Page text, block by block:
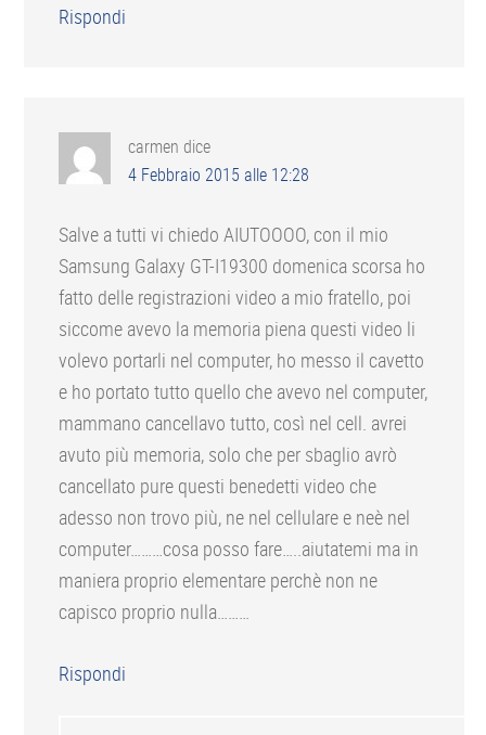
Rispondi
carmen dice
4 Febbraio 2015 alle 12:28
Salve a tutti vi chiedo AIUTOOOO, con il mio
Samsung Galaxy GT-I19300 domenica scorsa ho
fatto delle registrazioni video a mio fratello, poi
siccome avevo la memoria piena questi video li
volevo portarli nel computer, ho messo il cavetto
e ho portato tutto quello che avevo nel computer,
mammano cancellavo tutto, così nel cell. avrei
avuto più memoria, solo che per sbaglio avrò
cancellato pure questi benedetti video che
adesso non trovo più, ne nel cellulare e neè nel
computer………cosa posso fare…..aiutatemi ma in
maniera proprio elementare perchè non ne
capisco proprio nulla………
Rispondi